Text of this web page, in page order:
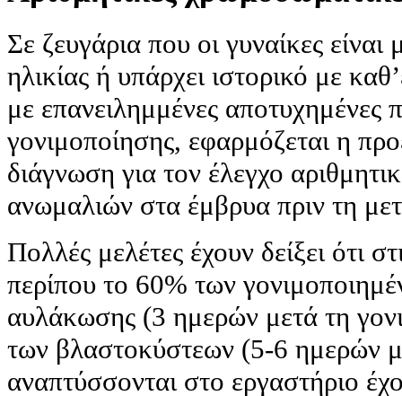
Σε ζευγάρια που οι γυναίκες
ηλικίας ή υπάρχει ιστορικό με
με επανειλημμένες αποτυχημένες
γονιμοποίησης, εφαρμόζεται η
διάγνωση για τον έλεγχο
ανωμαλιών στα έμβρυα πριν τη
Πολλές μελέτες έχουν δείξει ότι
περίπου το 60% των
αυλάκωσης (3 ημερών μετά τη
των βλαστοκύστεων (5-6 ημερών
αναπτύσσονται στο εργαστήριο